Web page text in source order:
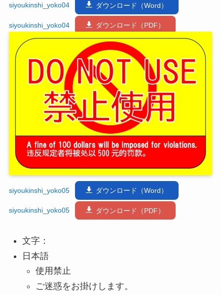
siyoukinshi_yoko04 ダウンロード（Word）
siyoukinshi_yoko04 ダウンロード（PDF）
siyoukinshi_yoko05 ダウンロード（Word）
siyoukinshi_yoko05 ダウンロード（PDF）
文字：
日本語
使用禁止
ご迷惑をお掛けします。